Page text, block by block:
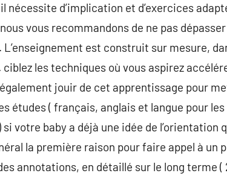
nécessite d’implication et d’exercices
vous recommandons de ne pas
est construit sur mesure,
les techniques où vous aspirez
jouir de cet apprentissage pour
études ( français, anglais et langue pour
votre baby a déjà une idée de l’orientation
la première raison pour faire appel à un
annotations, en détaillé sur le long terme (